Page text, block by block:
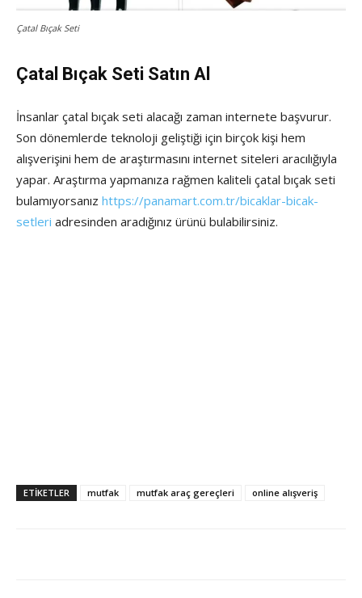
Çatal Bıçak Seti
Çatal Bıçak Seti Satın Al
İnsanlar çatal bıçak seti alacağı zaman internete başvurur.
Son dönemlerde teknoloji geliştiği için birçok kişi hem
alışverişini hem de araştırmasını internet siteleri aracılığıyla
yapar. Araştırma yapmanıza rağmen kaliteli çatal bıçak seti
bulamıyorsanız https://panamart.com.tr/bicaklar-bicak-
setleri adresinden aradığınız ürünü bulabilirsiniz.
ETİKETLER mutfak mutfak araç gereçleri online alışveriş